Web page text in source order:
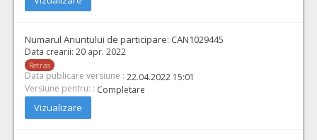
Numarul Anuntului de participare: CAN1029445
Data crearii: 20 apr. 2022
Retras
Data publicare versiune : 22.04.2022 15:01
Versiune pentru: : Completare
Vizualizare